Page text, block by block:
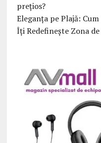
prețios?
Eleganța pe Plajă:
Îți Redefinește Zona